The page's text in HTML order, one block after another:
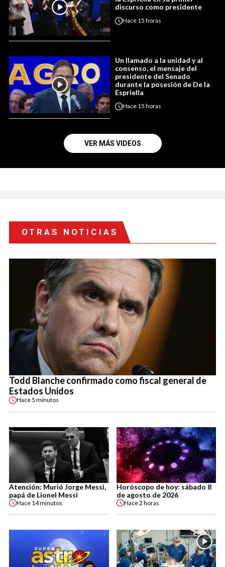
discurso como presidente
Hace 15 horas
Un llamado a la unidad y al
consenso, el mensaje del
presidente del Senado
durante la posesión de De la
Espriella
Hace 15 horas
VER MÁS VIDEOS
OTRAS NOTICIAS
Todd Blanche confirmado como fiscal general de
Estados Unidos
Hace5 minutos
Atención: Murió Jorge Messi,
papá de Lionel Messi
Hace 14 minutos
Horóscopo de hoy: sábado 8
de agosto de 2026
Hace2 horas